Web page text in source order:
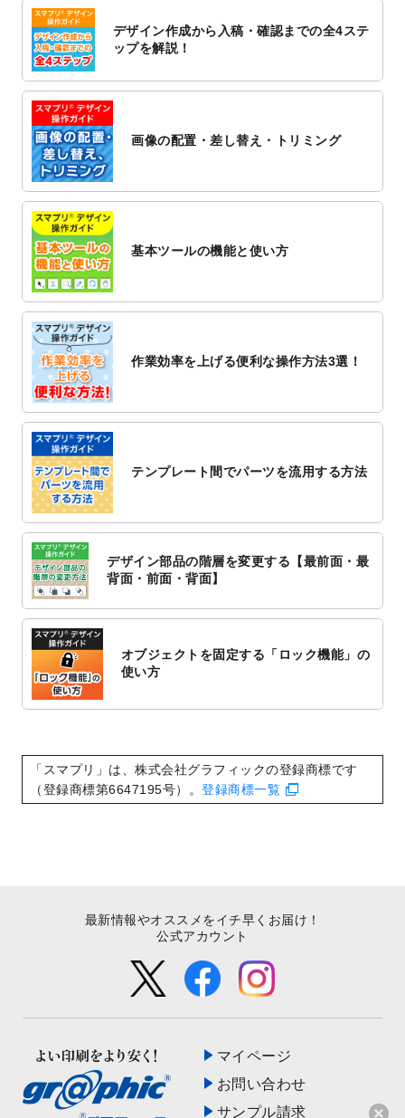
2023/1/5
スタンプカードのデザインテンプレート
追加しました。
2022/12/26
止のお知らせ
2022/12/16
トを公開いたしました。
2022/12/1
2022/11/25
【新商品】封筒が作成できるようになりま
2022/11/25
【新商品】クリアファイルが作成できるよ
2022/11/4
しました。
2022/10/26
レートを追加しました。
2022/10/26
追加しました。
2022/10/20
2022/10/14
年賀ポスターのデザインテンプレートを公
2022/10/6
チラシ作成からポスティング配布注文まで
2022/10/1
2023年版1月始まりのカレンダーデザイン
2022/9/21
コンサートのチラシデザインテンプレート
2022/9/5
年賀状のデザインテンプレート
2022/9/5
喪中はがきのデザインテンプレートを公開
2022/8/24
印刷用データの解像度
を引き上げまし
た！
デザイン作成から入稿・確認までの全4ステ
ップを解説！
画像の配置・差し替え・トリミング
基本ツールの機能と使い方
作業効率を上げる便利な操作方法3選！
テンプレート間でパーツを流用する方法
デザイン部品の階層を変更する【最前面・最
背面・前面・背面】
オブジェクトを固定する「ロック機能」の
使い方
「スマプリ」は、株式会社グラフィックの登録商標です
（登録商標第6647195号）。 登録商標一覧
マイページ
お問い合わせ
サンプル請求
最新情報やオススメをイチ早くお届け！
公式アカウント